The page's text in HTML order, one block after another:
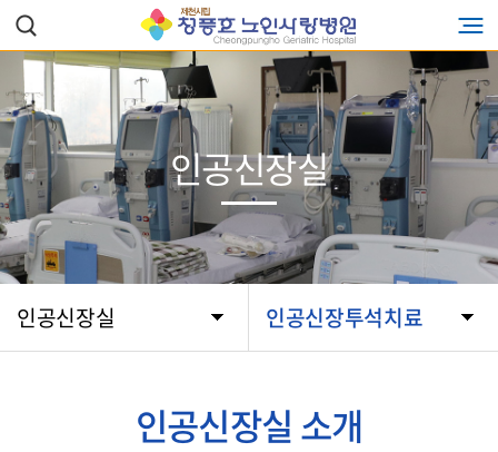
인공신장실 인공신장투석치료
인공신장실
인공신장실 소개